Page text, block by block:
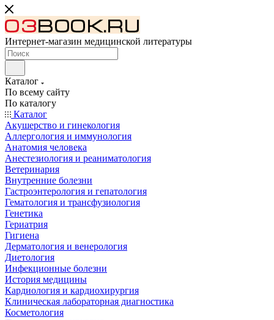
Интернет-магазин медицинской литературы
Каталог
По всему сайту
По каталогу
Каталог
Акушерство и гинекология
Аллергология и иммунология
Анатомия человека
Анестезиология и реаниматология
Ветеринария
Внутренние болезни
Гастроэнтерология и гепатология
Гематология и трансфузиология
Генетика
Гериатрия
Гигиена
Дерматология и венерология
Диетология
Инфекционные болезни
История медицины
Кардиология и кардиохирургия
Клиническая лабораторная диагностика
Косметология